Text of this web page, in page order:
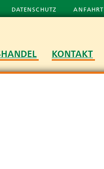
DATENSCHUTZ ANFAHRT
KONTAKT